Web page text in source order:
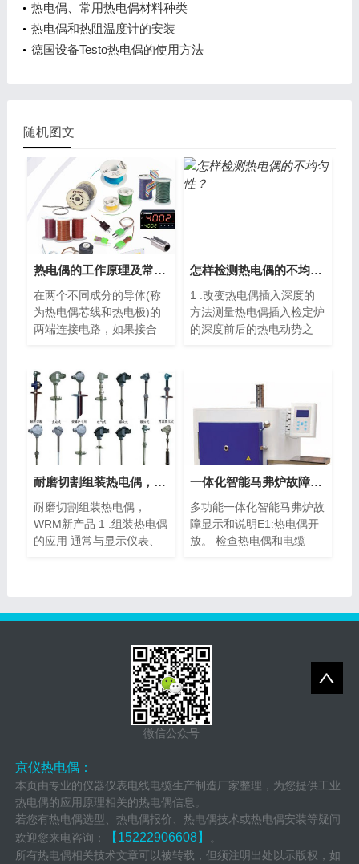
热电偶、常用热电偶材料种类
热电偶和热阻温度计的安装
德国设备Testo热电偶的使用方法
随机图文
热电偶的工作原理及常见种类
在两个不同成分的导体(称
为热电偶芯线和热电极)的
两端连接电路，如果接合
怎样检测热电偶的不均匀性？
1 .改变热电偶插入深度的
方法测量热电偶插入检定炉
的深度前后的热电动势之
耐磨切割组装热电偶，WRM新产品
耐磨切割组装热电偶，
WRM新产品 1 .组装热电偶
的应用 通常与显示仪表、
一体化智能马弗炉故障显示与说明、分析
多功能一体化智能马弗炉故
障显示和说明E1:热电偶开
放。 检查热电偶和电缆
微信公众号
京仪热电偶：
本页由专业的仪器仪表电线电缆生产制造厂家整理，为您提供工业
热电偶的应用原理相关的热电偶信息。
若您有热电偶选型、热电偶报价、热电偶技术或热电偶安装等疑问
欢迎您来电咨询：
【15222906608】
。
所有热电偶相关技术文章可以被转载，但须注明出处以示版权，如